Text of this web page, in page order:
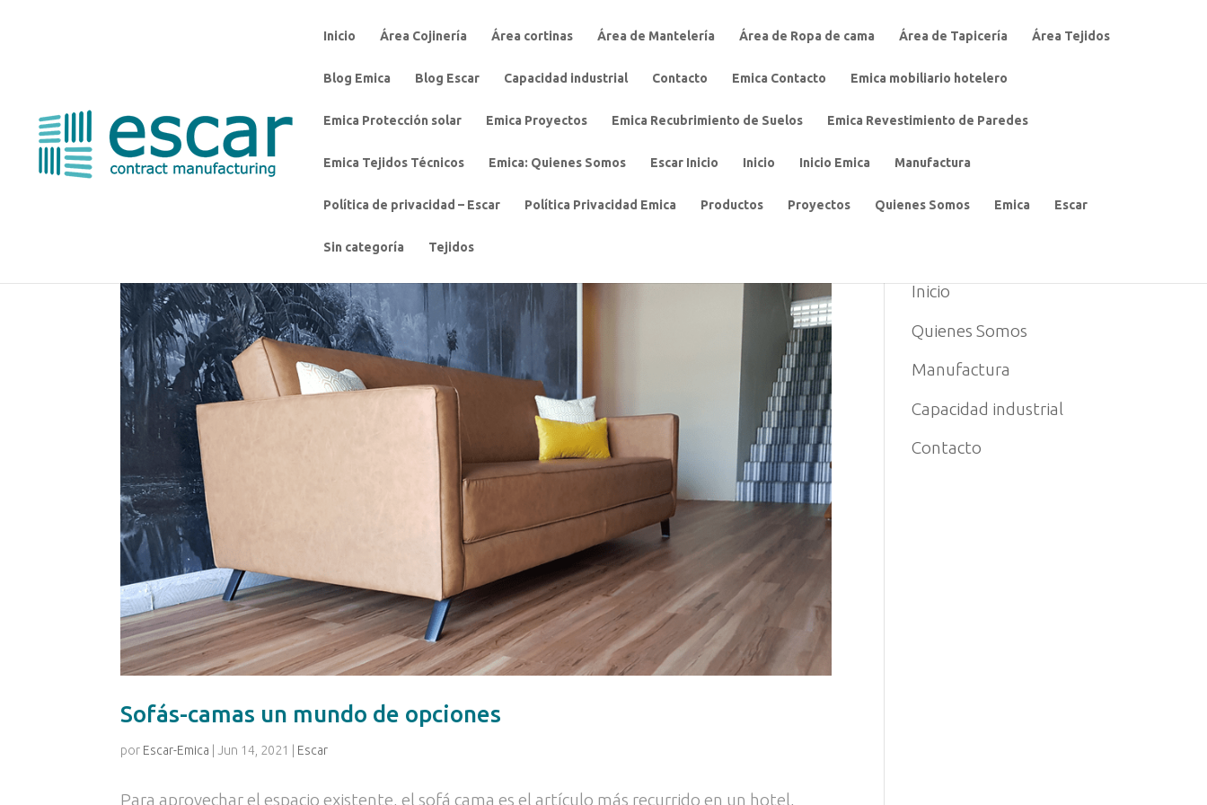
Inicio Área Cojinería Área cortinas Área de Mantelería Área de Ropa de cama Área de Tapicería Área Tejidos
Blog Emica Blog Escar Capacidad industrial Contacto Emica Contacto Emica mobiliario hotelero
Emica Protección solar Emica Proyectos Emica Recubrimiento de Suelos Emica Revestimiento de Paredes
Emica Tejidos Técnicos Emica: Quienes Somos Escar Inicio Inicio Inicio Emica Manufactura
Política de privacidad – Escar Política Privacidad Emica Productos Proyectos Quienes Somos Emica Escar
Sin categoría Tejidos
Sofás-camas un mundo de opciones
por Escar-Emica Jun 14, 2021 Escar
Para aprovechar el espacio existente, el sofá cama es el artículo más recurrido en un hotel,
Inicio
Quienes Somos
Manufactura
Capacidad industrial
Contacto